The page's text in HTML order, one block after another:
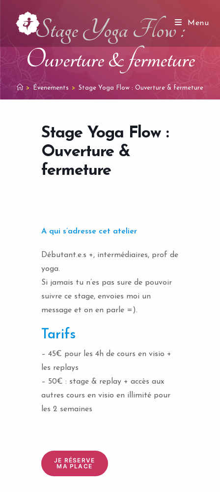
content
Menu
Stage Yoga Flow :
Ouverture & fermeture
> Évenements > Stage Yoga Flow : Ouverture & fermeture
Stage Yoga Flow :
Ouverture &
fermeture
A qui s’adresse cet atelier
Débutant.e.s +, intermédiaires, prof de
yoga.
Si jamais tu n’es pas sure de pouvoir
suivre ce stage, envoies moi un
message et on en parle =).
Tarifs
– 45€ pour les 4h de cours en visio +
les replays
– 50€ : stage & replay + accès aux
autres cours en visio en illimité pour
les 2 semaines
JE RÉSERVE
MA PLACE